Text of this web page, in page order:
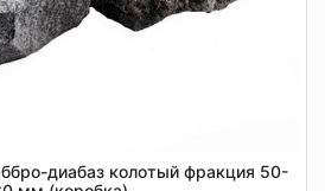
диабаз колотый фракция 50-